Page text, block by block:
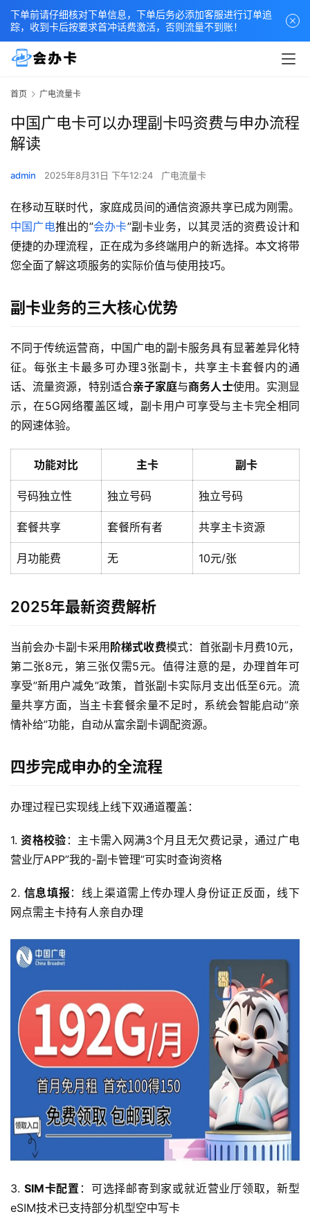
页
首页 广电流量卡
中国广电卡可以办理副卡吗资费与申办流程
解读
admin 2025年8月31日 下午12:24 广电流量卡
在移动互联时代，家庭成员间的通信资源共享已成为刚需。
中国广电推出的”会办卡”副卡业务，以其灵活的资费设计和
便捷的办理流程，正在成为多终端用户的新选择。本文将带
您全面了解这项服务的实际价值与使用技巧。
副卡业务的三大核心优势
不同于传统运营商，中国广电的副卡服务具有显著差异化特
征。每张主卡最多可办理3张副卡，共享主卡套餐内的通
话、流量资源，特别适合亲子家庭与商务人士使用。实测显
示，在5G网络覆盖区域，副卡用户可享受与主卡完全相同
的网速体验。
功能对比 主卡 副卡
号码独立性 独立号码 独立号码
套餐共享 套餐所有者 共享主卡资源
月功能费 无 10元/张
2025年最新资费解析
当前会办卡副卡采用 阶梯式收费模式：首张副卡月费10元，
第二张8元，第三张仅需5元。值得注意的是，办理首年可
享受”新用户减免”政策，首张副卡实际月支出低至6元。流
量共享方面，当主卡套餐余量不足时，系统会智能启动”亲
情补给”功能，自动从富余副卡调配资源。
四步完成申办的全流程
办理过程已实现线上线下双通道覆盖：
1. 资格校验 ：主卡需入网满3个月且无欠费记录，通过广电
营业厅APP”我的-副卡管理”可实时查询资格
2. 信息填报 ：线上渠道需上传办理人身份证正反面，线下
网点需主卡持有人亲自办理
3. SIM卡配置 ：可选择邮寄到家或就近营业厅领取，新型
eSIM技术已支持部分机型空中写卡
下单前请仔细核对下单信息，下单后务必添加客服进行订单追
踪，收到卡后按要求首冲话费激活，否则流量不到账！